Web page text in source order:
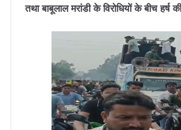
तथा बाबूलाल मरांडी के विरोधियों के बीच हर्ष